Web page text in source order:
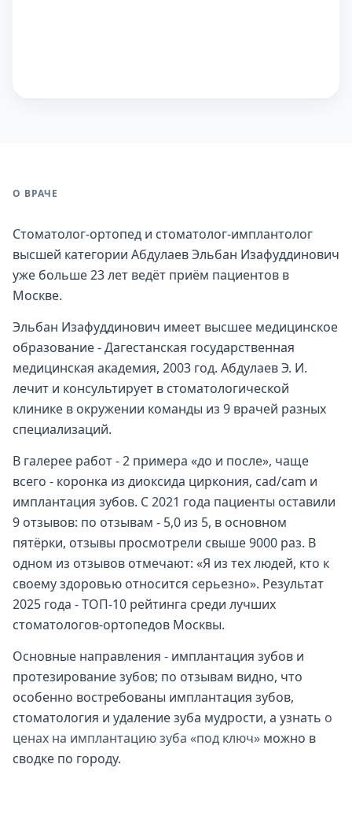
О ВРАЧЕ
Стоматолог-ортопед и стоматолог-имплантолог
высшей категории Абдулаев Эльбан Изафуддинович
уже больше 23 лет ведёт приём пациентов в
Москве.
Эльбан Изафуддинович имеет высшее медицинское
образование - Дагестанская государственная
медицинская академия, 2003 год. Абдулаев Э. И.
лечит и консультирует в стоматологической
клинике в окружении команды из 9 врачей разных
специализаций.
В галерее работ - 2 примера «до и после», чаще
всего - коронка из диоксида циркония, cad/cam и
имплантация зубов. С 2021 года пациенты оставили
9 отзывов: по отзывам - 5,0 из 5, в основном
пятёрки, отзывы просмотрели свыше 9000 раз. В
одном из отзывов отмечают: «Я из тех людей, кто к
своему здоровью относится серьезно». Результат
2025 года - ТОП-10 рейтинга среди лучших
стоматологов-ортопедов Москвы.
Основные направления - имплантация зубов и
протезирование зубов; по отзывам видно, что
особенно востребованы имплантация зубов,
стоматология и удаление зуба мудрости, а узнать о
ценах на имплантацию зуба «под ключ» можно в
сводке по городу.